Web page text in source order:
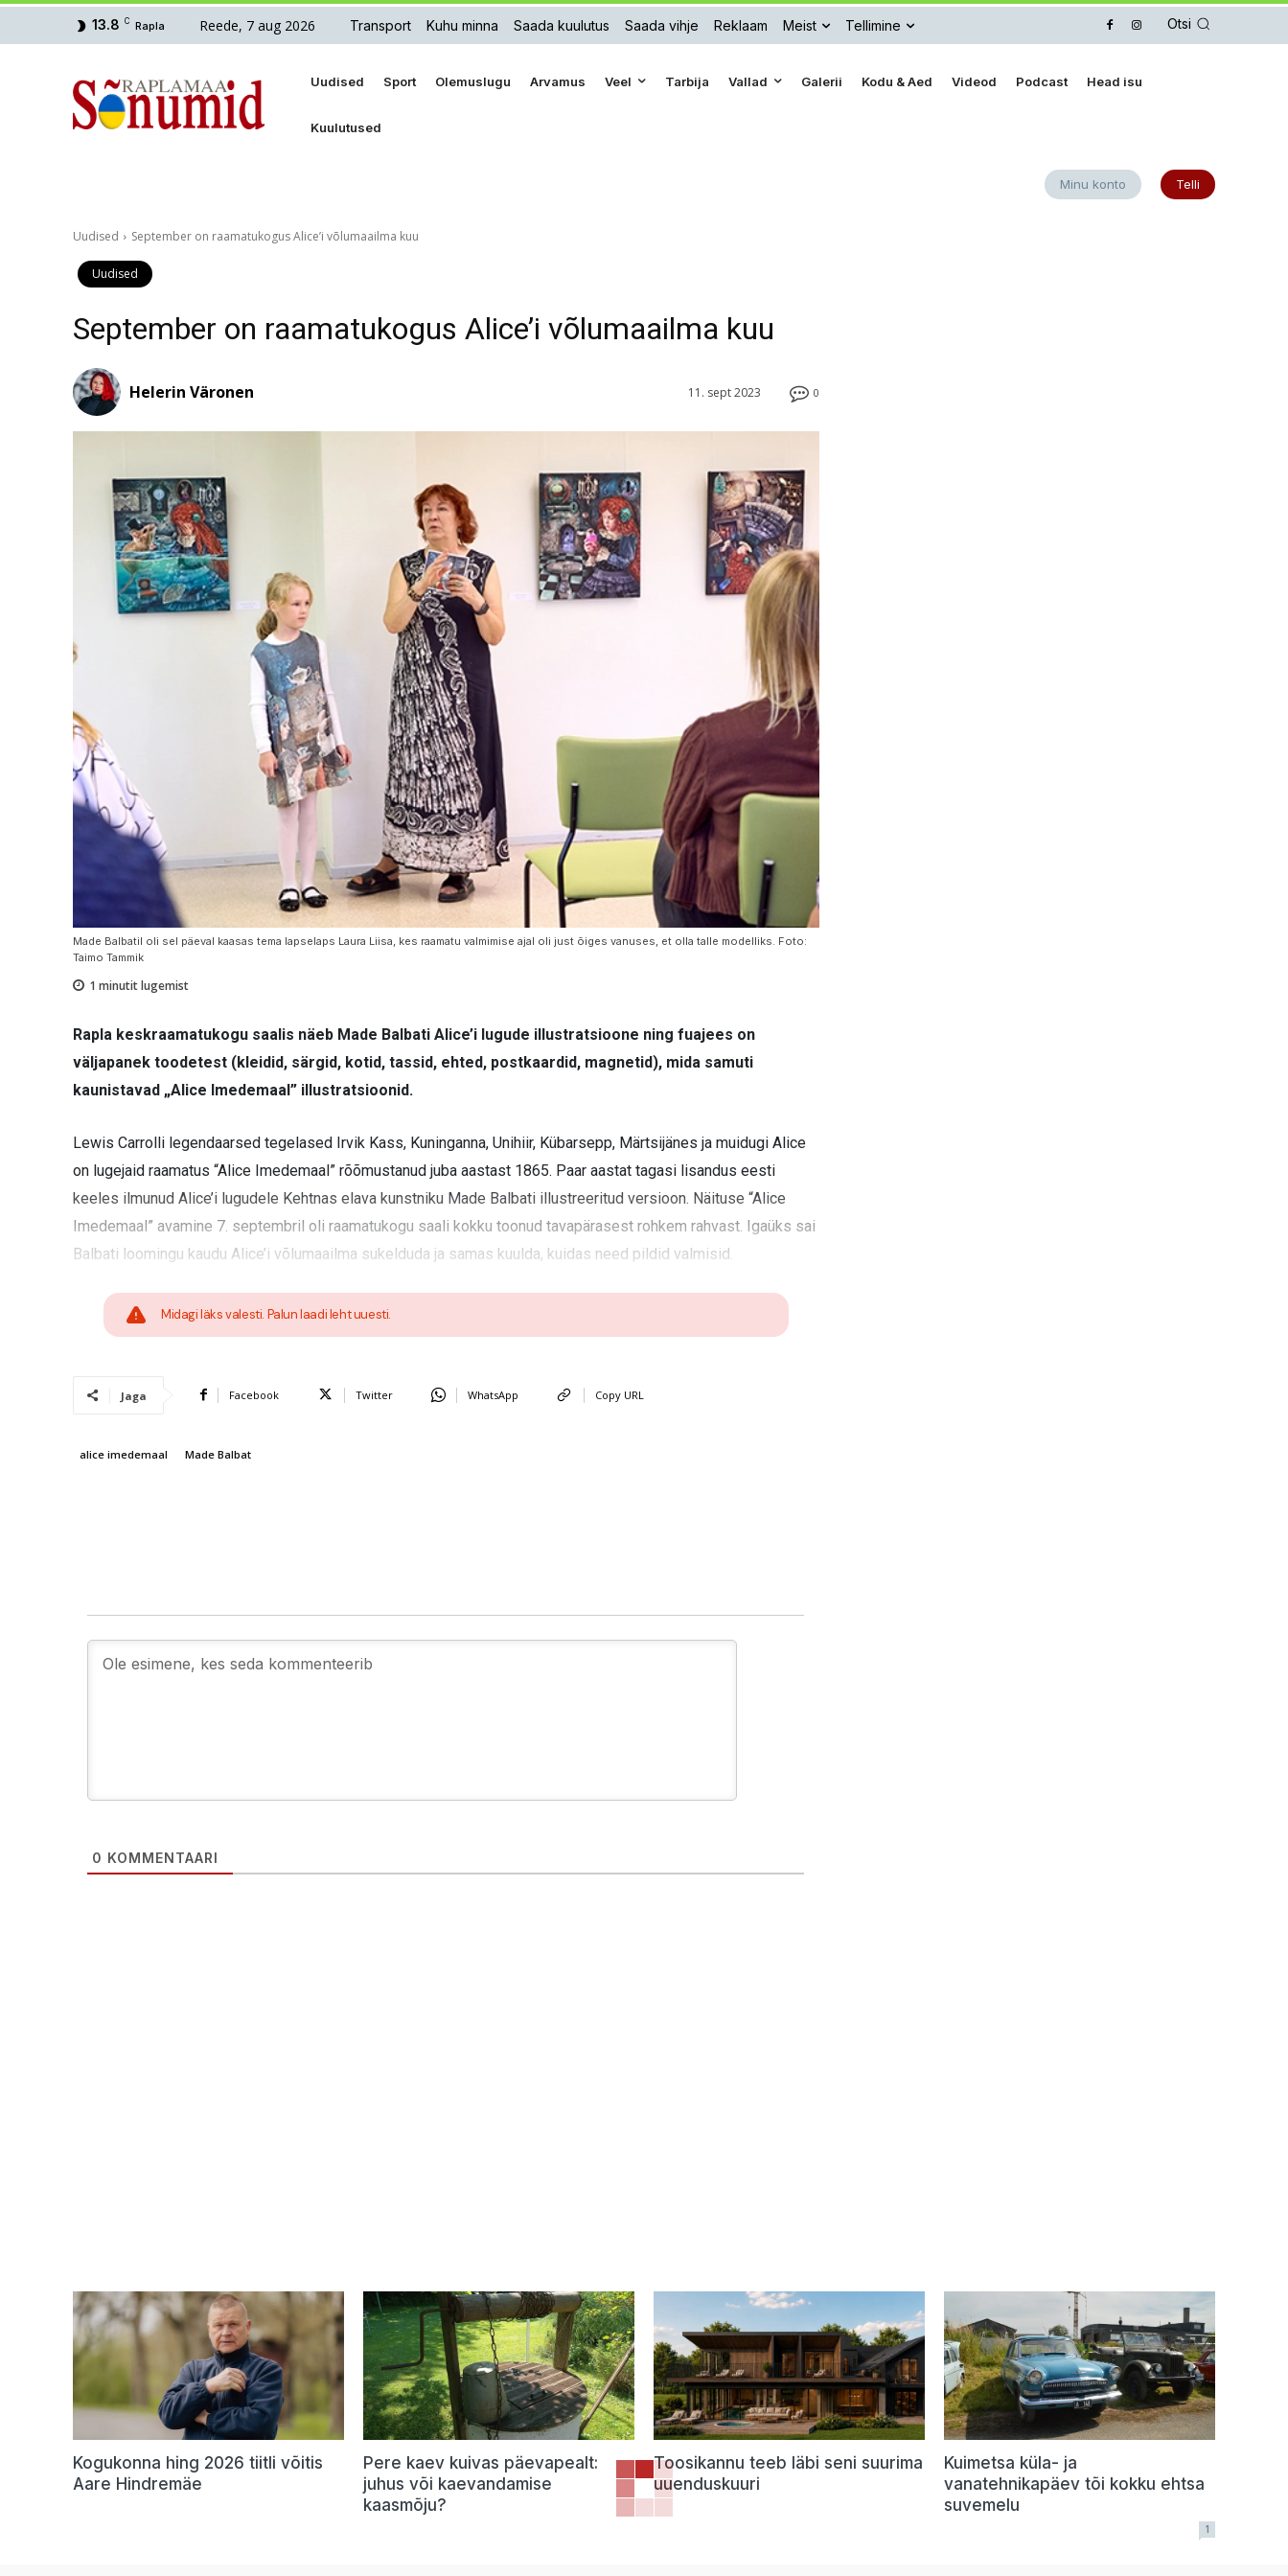
13.8 C Rapla Reede, 7 aug 2026 Transport Kuhu minna Saada kuulutus Saada vihje Reklaam Meist Tellimine Otsi
Uudised Sport Olemuslugu Arvamus Veel Tarbija Vallad Galerii Kodu & Aed Videod Podcast Head isu
Kuulutused
Minu konto Telli
Uudised September on raamatukogus Alice’i võlumaailma kuu
Uudised
September on raamatukogus Alice’i võlumaailma kuu
0
11. sept 2023
Helerin Väronen
Made Balbatil oli sel päeval kaasas tema lapselaps Laura Liisa, kes raamatu valmimise ajal oli just õiges vanuses, et olla talle modelliks. Foto:
Taimo Tammik
1 minutit lugemist
Rapla keskraamatukogu saalis näeb Made Balbati Alice’i lugude illustratsioone ning fuajees on
väljapanek toodetest (kleidid, särgid, kotid, tassid, ehted, postkaardid, magnetid), mida samuti
kaunistavad „Alice Imedemaal” illustratsioonid.
Lewis Carrolli legendaarsed tegelased Irvik Kass, Kuninganna, Unihiir, Kübarsepp, Märtsijänes ja muidugi Alice
on lugejaid raamatus “Alice Imedemaal” rõõmustanud juba aastast 1865. Paar aastat tagasi lisandus eesti
keeles ilmunud Alice’i lugudele Kehtnas elava kunstniku Made Balbati illustreeritud versioon. Näituse “Alice
Imedemaal” avamine 7. septembril oli raamatukogu saali kokku toonud tavapärasest rohkem rahvast. Igaüks sai
Balbati loomingu kaudu Alice’i võlumaailma sukelduda ja samas kuulda, kuidas need pildid valmisid.
Midagi läks valesti. Palun laadi leht uuesti.
Jaga Facebook Twitter WhatsApp Copy URL
alice imedemaal Made Balbat
0 KOMMENTAARI
Kogukonna hing 2026 tiitli võitis
Aare Hindremäe
Pere kaev kuivas päevapealt:
juhus või kaevandamise
kaasmõju?
Toosikannu teeb läbi seni suurima
uuenduskuuri
Kuimetsa küla- ja
vanatehnikapäev tõi kokku ehtsa
suvemelu
1